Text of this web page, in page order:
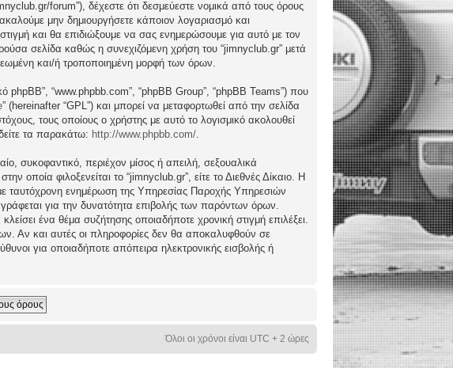
forum”), δέχεστε ότι δεσμεύεστε νομικά από τους όρους
μην δημιουργήσετε κάποιον λογαριασμό και
και θα επιδιώξουμε να σας ενημερώσουμε για αυτό με τον
σελίδα καθώς η συνεχιζόμενη χρήση του “jimnyclub.gr” μετά
και/ή τροποποιημένη μορφή των όρων.
phpBB”, “www.phpbb.com”, “phpBB Group”, “phpBB Teams”) που
” (hereinafter “GPL”) και μπορεί να μεταφορτωθεί από την σελίδα
τους οποίους ο χρήστης με αυτό το λογισμικό ακολουθεί
τα παρακάτω: http://www.phpbb.com/.
συκοφαντικό, περιέχον μίσος ή απειλή, σεξουαλικά
οποία φιλοξενείται το “jimnyclub.gr”, είτε το Διεθνές Δίκαιο. Η
ταυτόχρονη ενημέρωση της Υπηρεσίας Παροχής Υπηρεσιών
για την δυνατότητα επιβολής των παρόντων όρων.
ένα θέμα συζήτησης οποιαδήποτε χρονική στιγμή επιλέξει.
Αν και αυτές οι πληροφορίες δεν θα αποκαλυφθούν σε
για οποιαδήποτε απόπειρα ηλεκτρονικής εισβολής ή
Όλοι οι χρόνοι είναι UTC + 2 ώρες